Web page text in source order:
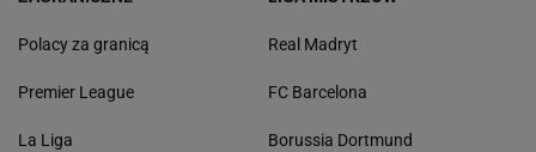
Polacy za granicą
Premier League
La Liga
Real Madryt
FC Barcelona
Borussia Dortmund